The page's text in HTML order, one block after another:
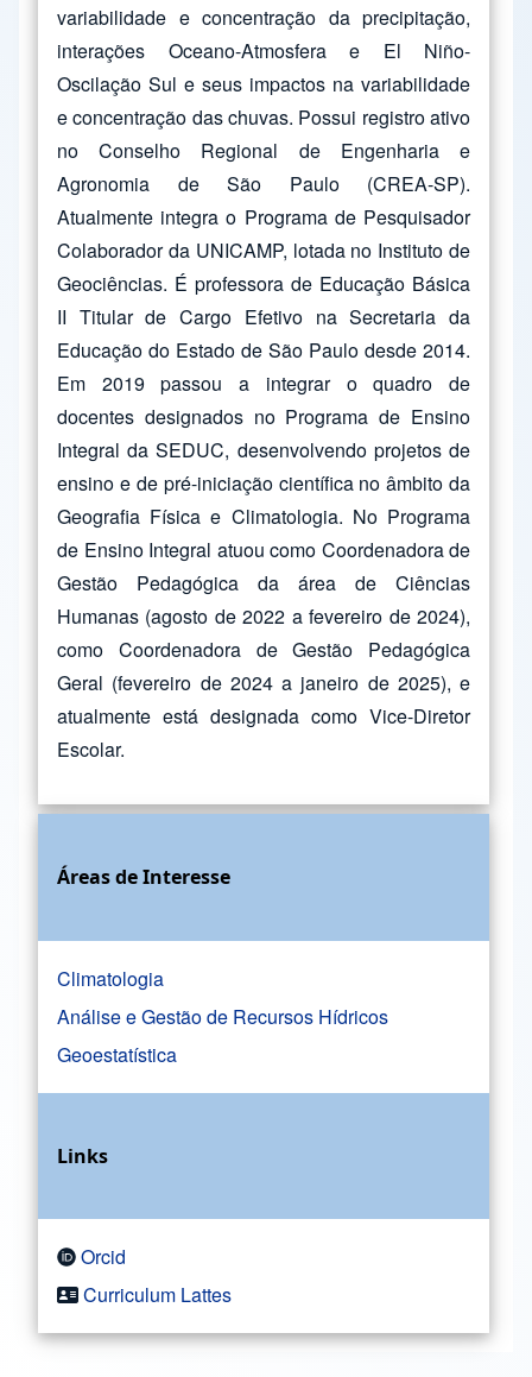
variabilidade e concentração da precipitação,
interações Oceano-Atmosfera e El Niño-
Oscilação Sul e seus impactos na variabilidade
e concentração das chuvas. Possui registro ativo
no Conselho Regional de Engenharia e
Agronomia de São Paulo (CREA-SP).
Atualmente integra o Programa de Pesquisador
Colaborador da UNICAMP, lotada no Instituto de
Geociências. É professora de Educação Básica
II Titular de Cargo Efetivo na Secretaria da
Educação do Estado de São Paulo desde 2014.
Em 2019 passou a integrar o quadro de
docentes designados no Programa de Ensino
Integral da SEDUC, desenvolvendo projetos de
ensino e de pré-iniciação científica no âmbito da
Geografia Física e Climatologia. No Programa
de Ensino Integral atuou como Coordenadora de
Gestão Pedagógica da área de Ciências
Humanas (agosto de 2022 a fevereiro de 2024),
como Coordenadora de Gestão Pedagógica
Geral (fevereiro de 2024 a janeiro de 2025), e
atualmente está designada como Vice-Diretor
Escolar.
Áreas de Interesse
Climatologia
Análise e Gestão de Recursos Hídricos
Geoestatística
Links
Orcid
Curriculum Lattes